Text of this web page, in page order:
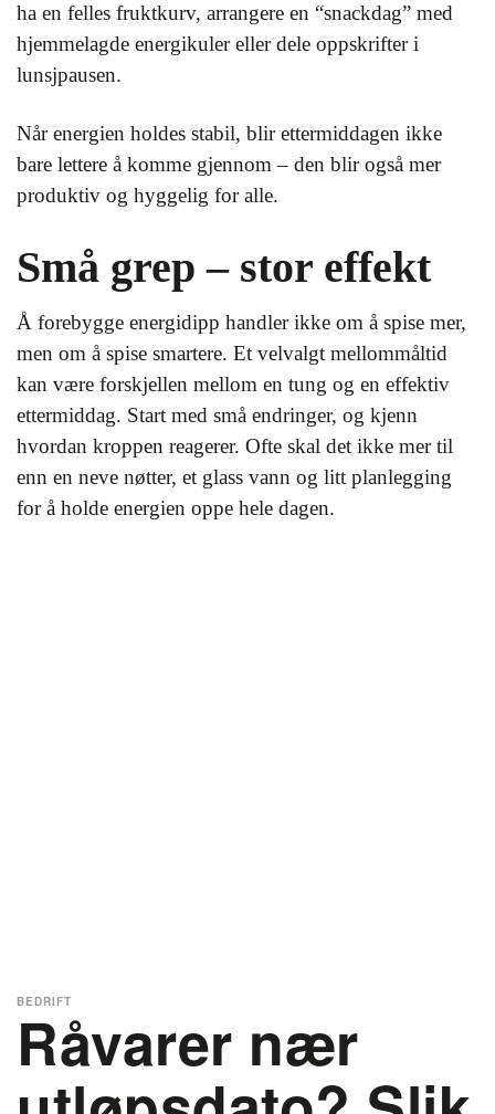
ha en felles fruktkurv, arrangere en “snackdag” med
hjemmelagde energikuler eller dele oppskrifter i
lunsjpausen.
Når energien holdes stabil, blir ettermiddagen ikke
bare lettere å komme gjennom – den blir også mer
produktiv og hyggelig for alle.
Små grep – stor effekt
Å forebygge energidipp handler ikke om å spise mer,
men om å spise smartere. Et velvalgt mellommåltid
kan være forskjellen mellom en tung og en effektiv
ettermiddag. Start med små endringer, og kjenn
hvordan kroppen reagerer. Ofte skal det ikke mer til
enn en neve nøtter, et glass vann og litt planlegging
for å holde energien oppe hele dagen.
Råvarer nær
BEDRIFT